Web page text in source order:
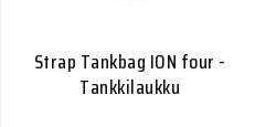
Strap Tankbag ION four -
Tankkilaukku